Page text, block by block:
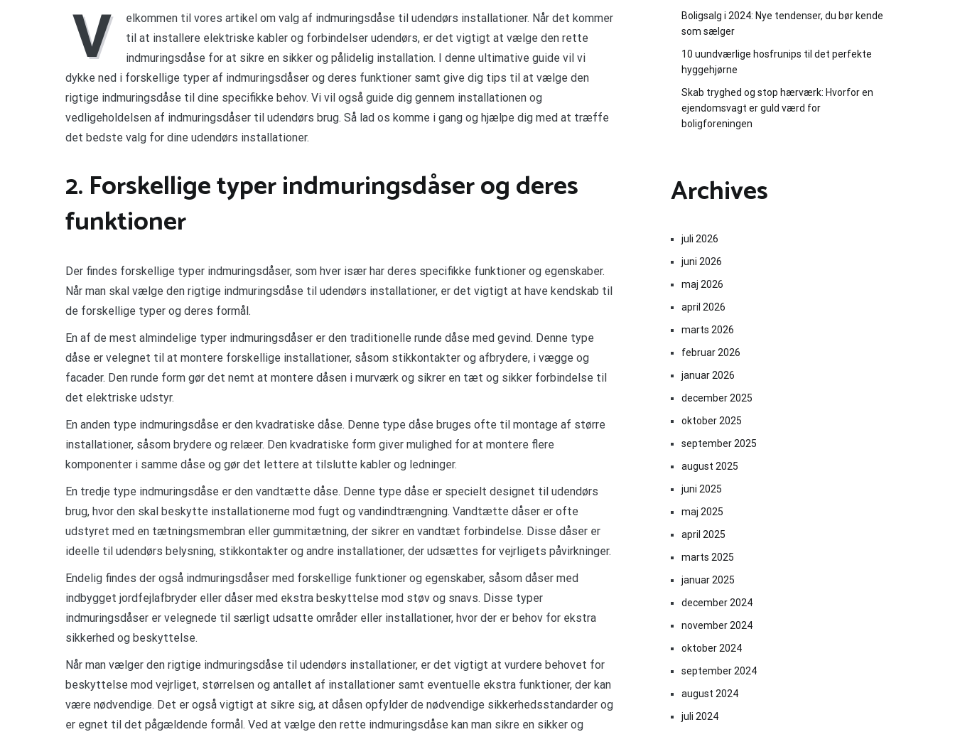
V
elkommen til vores artikel om valg af indmuringsdåse til udendørs installationer. Når det kommer
til at installere elektriske kabler og forbindelser udendørs, er det vigtigt at vælge den rette
indmuringsdåse for at sikre en sikker og pålidelig installation. I denne ultimative guide vil vi
dykke ned i forskellige typer af indmuringsdåser og deres funktioner samt give dig tips til at vælge den
rigtige indmuringsdåse til dine specifikke behov. Vi vil også guide dig gennem installationen og
vedligeholdelsen af indmuringsdåser til udendørs brug. Så lad os komme i gang og hjælpe dig med at træffe
det bedste valg for dine udendørs installationer.
2. Forskellige typer indmuringsdåser og deres
funktioner
Der findes forskellige typer indmuringsdåser, som hver især har deres specifikke funktioner og egenskaber.
Når man skal vælge den rigtige indmuringsdåse til udendørs installationer, er det vigtigt at have kendskab til
de forskellige typer og deres formål.
En af de mest almindelige typer indmuringsdåser er den traditionelle runde dåse med gevind. Denne type
dåse er velegnet til at montere forskellige installationer, såsom stikkontakter og afbrydere, i vægge og
facader. Den runde form gør det nemt at montere dåsen i murværk og sikrer en tæt og sikker forbindelse til
det elektriske udstyr.
En anden type indmuringsdåse er den kvadratiske dåse. Denne type dåse bruges ofte til montage af større
installationer, såsom brydere og relæer. Den kvadratiske form giver mulighed for at montere flere
komponenter i samme dåse og gør det lettere at tilslutte kabler og ledninger.
En tredje type indmuringsdåse er den vandtætte dåse. Denne type dåse er specielt designet til udendørs
brug, hvor den skal beskytte installationerne mod fugt og vandindtrængning. Vandtætte dåser er ofte
udstyret med en tætningsmembran eller gummitætning, der sikrer en vandtæt forbindelse. Disse dåser er
ideelle til udendørs belysning, stikkontakter og andre installationer, der udsættes for vejrligets påvirkninger.
Endelig findes der også indmuringsdåser med forskellige funktioner og egenskaber, såsom dåser med
indbygget jordfejlafbryder eller dåser med ekstra beskyttelse mod støv og snavs. Disse typer
indmuringsdåser er velegnede til særligt udsatte områder eller installationer, hvor der er behov for ekstra
sikkerhed og beskyttelse.
Når man vælger den rigtige indmuringsdåse til udendørs installationer, er det vigtigt at vurdere behovet for
beskyttelse mod vejrliget, størrelsen og antallet af installationer samt eventuelle ekstra funktioner, der kan
være nødvendige. Det er også vigtigt at sikre sig, at dåsen opfylder de nødvendige sikkerhedsstandarder og
er egnet til det pågældende formål. Ved at vælge den rette indmuringsdåse kan man sikre en sikker og
Boligsalg i 2024: Nye tendenser, du bør kende
som sælger
10 uundværlige hosfrunips til det perfekte
hyggehjørne
Skab tryghed og stop hærværk: Hvorfor en
ejendomsvagt er guld værd for
boligforeningen
Archives
juli 2026
juni 2026
maj 2026
april 2026
marts 2026
februar 2026
januar 2026
december 2025
oktober 2025
september 2025
august 2025
juni 2025
maj 2025
april 2025
marts 2025
januar 2025
december 2024
november 2024
oktober 2024
september 2024
august 2024
juli 2024